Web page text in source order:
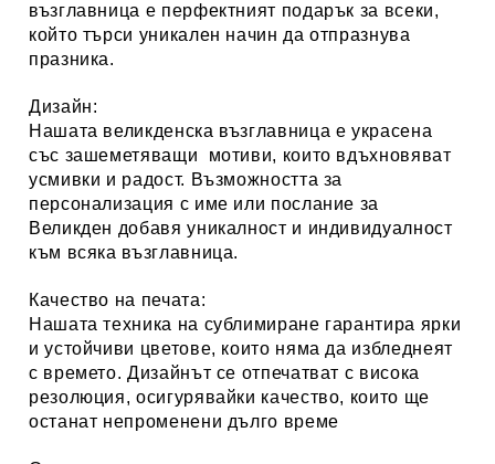
възглавница е перфектният подарък за всеки,
който търси уникален начин да отпразнува
празника.
Дизайн:
Нашата великденска възглавница е украсена
със зашеметяващи мотиви, които вдъхновяват
усмивки и радост. Възможността за
персонализация с име или послание за
Великден добавя уникалност и индивидуалност
към всяка възглавница.
Качество на печата:
Нашата техника на сублимиране гарантира ярки
и устойчиви цветове, които няма да избледнеят
с времето. Дизайнът се отпечатват с висока
резолюция, осигурявайки качество, които ще
останат непроменени дълго време